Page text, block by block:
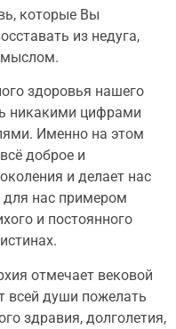
которые Вы
из недуга,
здоровья нашего
никакими цифрами
Именно на этом
доброе и
и делает нас
нас примером
и постоянного
отмечает вековой
всей души пожелать
здравия, долголетия,